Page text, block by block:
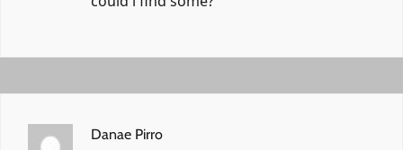
Danae Pirro